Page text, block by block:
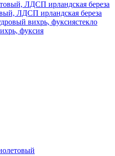
ЛДСП ирландская береза
стекло
фуксия